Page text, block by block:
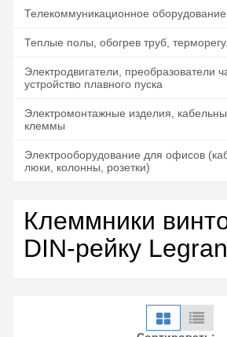
Телекоммуникационное оборудование
Теплые полы, обогрев труб,
Электродвигатели, преобразователи
устройство плавного пуска
Электромонтажные изделия,
клеммы
Электрооборудование для офисов
люки, колонны, розетки)
Клеммники
DIN-рейку